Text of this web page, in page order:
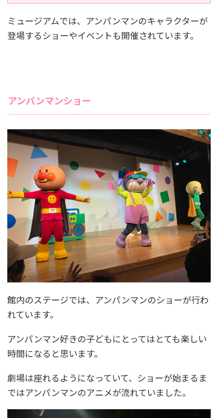
ミュージアムでは、アンパンマンのキャラクターが
登場するショーやイベントも開催されています。
アンパンマンショー
館内のステージでは、アンパンマンのショーが行わ
れています。
アンパンマン好きの子どもにとってはとても楽しい
時間になると思います。
劇場は座れるようになっていて、ショーが始まるま
ではアンパンマンのアニメが流れていました。